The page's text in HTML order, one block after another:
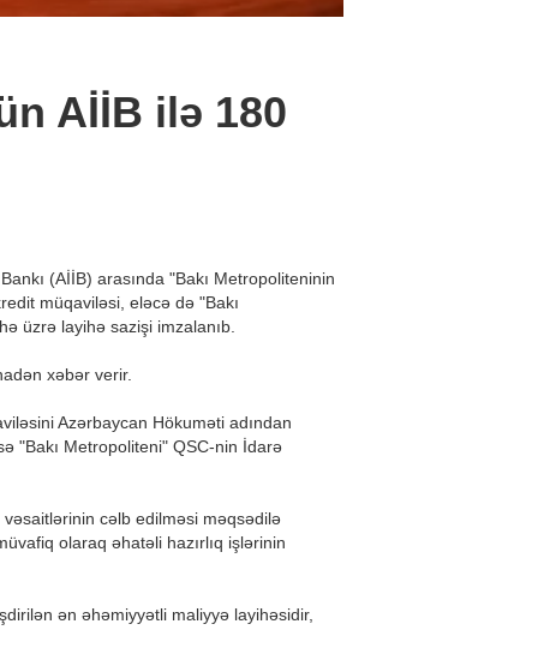
AİİB ilə 180
(AİİB) arasında "Bakı Metropoliteninin
müqaviləsi, eləcə də "Bakı
üzrə layihə sazişi imzalanıb.
xəbər verir.
Azərbaycan Hökuməti adından
"Bakı Metropoliteni" QSC-nin İdarə
cəlb edilməsi məqsədilə
olaraq əhatəli hazırlıq işlərinin
ən əhəmiyyətli maliyyə layihəsidir,